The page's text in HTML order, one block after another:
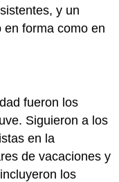
y un
en forma como en
fueron los
Siguieron a los
en la
de vacaciones y
los